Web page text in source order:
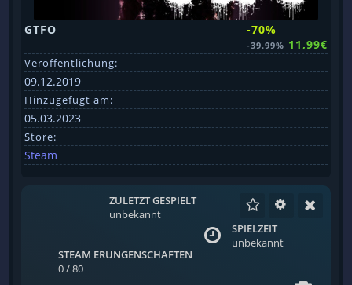
GTFO -70%
-39.99% 11,99€
Veröffentlichung:
09.12.2019
Hinzugefügt am:
05.03.2023
Store:
Steam
ZULETZT GESPIELT
unbekannt
SPIELZEIT
unbekannt
STEAM ERUNGENSCHAFTEN
0 / 80